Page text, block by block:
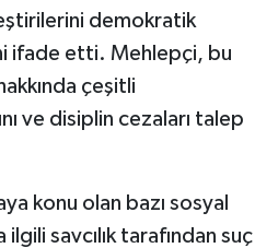
demokratik
ifade etti. Mehlepçi, bu
çeşitli
ve disiplin cezaları talep
konu olan bazı sosyal
ilgili savcılık tarafından suç